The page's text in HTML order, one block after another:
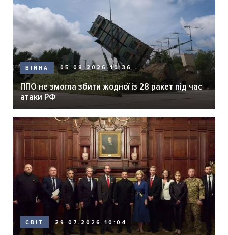
ВІЙНА 05.08.2026 10:36
ППО не змогла збити жодної із 28 ракет під час
атаки РФ
СВІТ 29.07.2026 10:04